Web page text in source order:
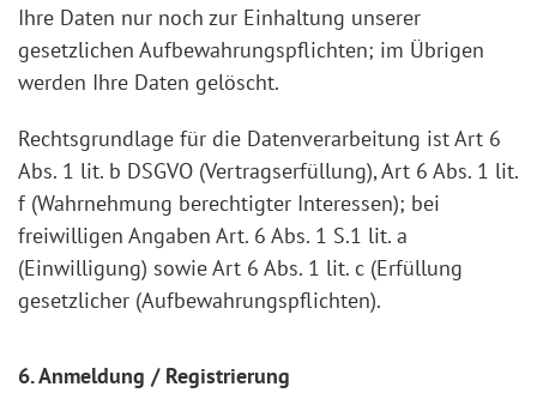
Ihre Daten nur noch zur Einhaltung unserer
gesetzlichen Aufbewahrungspflichten; im Übrigen
werden Ihre Daten gelöscht.
Rechtsgrundlage für die Datenverarbeitung ist Art 6
Abs. 1 lit. b DSGVO (Vertragserfüllung), Art 6 Abs. 1 lit.
f (Wahrnehmung berechtigter Interessen); bei
freiwilligen Angaben Art. 6 Abs. 1 S.1 lit. a
(Einwilligung) sowie Art 6 Abs. 1 lit. c (Erfüllung
gesetzlicher (Aufbewahrungspflichten).
6. Anmeldung / Registrierung